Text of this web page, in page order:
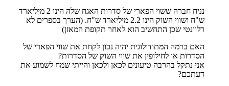
נניח חברה ששוי הפארי של סדרות האגח שלה הינו 2 מיליארד
ש"ח ושווי השוק הינו 2.2 מיליארד ש"ח. (הערך בספרים לא
רלוונטי שכן התחשיב הוא לאחר תקופת המאזן)
האם ברמה המתודולוגית יהיה נכון לקחת את שווי הפארי של
הסדרות או לחילופין את שווי השוק של הסדרות?
אני נתקל בהרבה טיעונים לכאן ולכאן והייתי שמח לשמוע את
דעתכם?